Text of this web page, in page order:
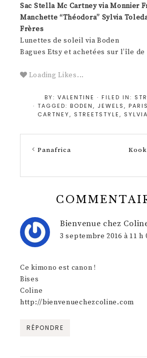
Sac Stella Mc Cartney via Monnier
Manchette “Théodora” Sylvia
Frères
Lunettes de soleil via Boden
Bagues Etsy et achetées sur l’île de
Loading Likes...
BY: VALENTINE · FILED IN:
· TAGGED: BODEN, JEWELS, PARIS
CARTNEY, STREETSTYLE,
Panafrica
Bienvenue chez
3 septembre 2016 à 11 h
Ce kimono est canon !
Bises
Coline
http://bienvenuechezcoline.com
RÉPONDRE